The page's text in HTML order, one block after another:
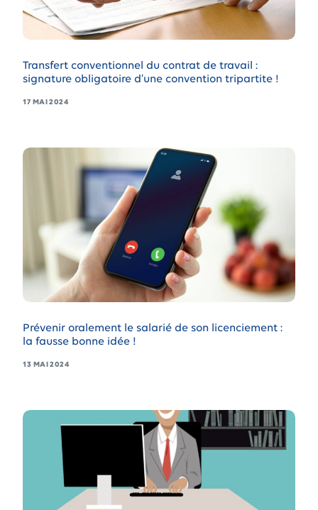
Transfert conventionnel du contrat de travail :
signature obligatoire d’une convention tripartite !
17 MAI 2024
Prévenir oralement le salarié de son licenciement :
la fausse bonne idée !
13 MAI 2024